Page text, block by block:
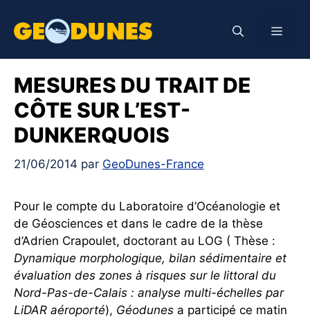
contenu
MESURES DU TRAIT DE
CÔTE SUR L’EST-
DUNKERQUOIS
21/06/2014 par GeoDunes-France
Pour le compte du Laboratoire d’Océanologie et
de Géosciences et dans le cadre de la thèse
d’Adrien Crapoulet, doctorant au LOG ( Thèse :
Dynamique morphologique, bilan sédimentaire et
évaluation des zones à risques sur le littoral du
Nord-Pas-de-Calais : analyse multi-échelles par
LiDAR aéroporté), Géodunes a participé ce matin